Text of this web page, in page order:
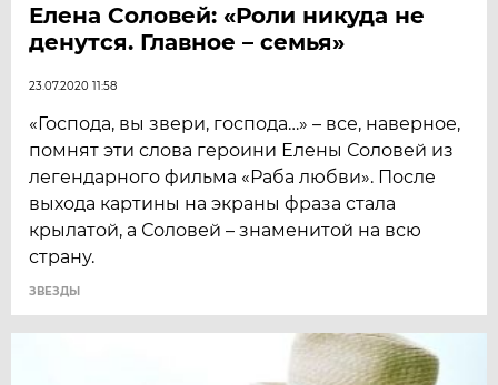
Елена Соловей: «Роли никуда не
денутся. Главное – семья»
23.07.2020 11:58
«Господа, вы звери, господа…» – все, наверное,
помнят эти слова героини Елены Соловей из
легендарного фильма «Раба любви». После
выхода картины на экраны фраза стала
крылатой, а Соловей – знаменитой на всю
страну.
ЗВЕЗДЫ